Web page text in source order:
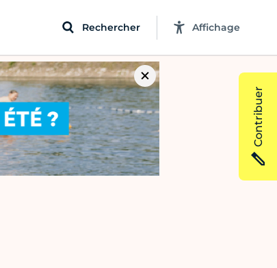
Rechercher Affichage
Contribuer